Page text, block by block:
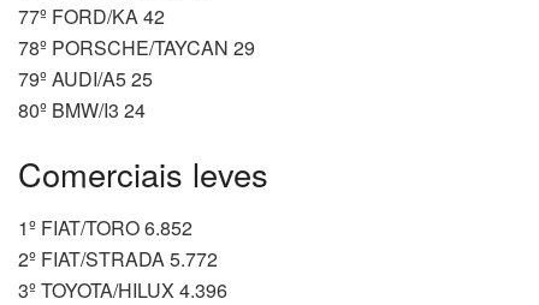
77º FORD/KA 42
78º PORSCHE/TAYCAN 29
79º AUDI/A5 25
80º BMW/I3 24
Comerciais leves
1º FIAT/TORO 6.852
2º FIAT/STRADA 5.772
3º TOYOTA/HILUX 4.396